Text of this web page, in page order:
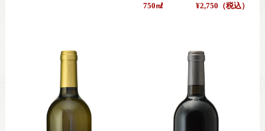
750㎖ ¥2,750（税込）